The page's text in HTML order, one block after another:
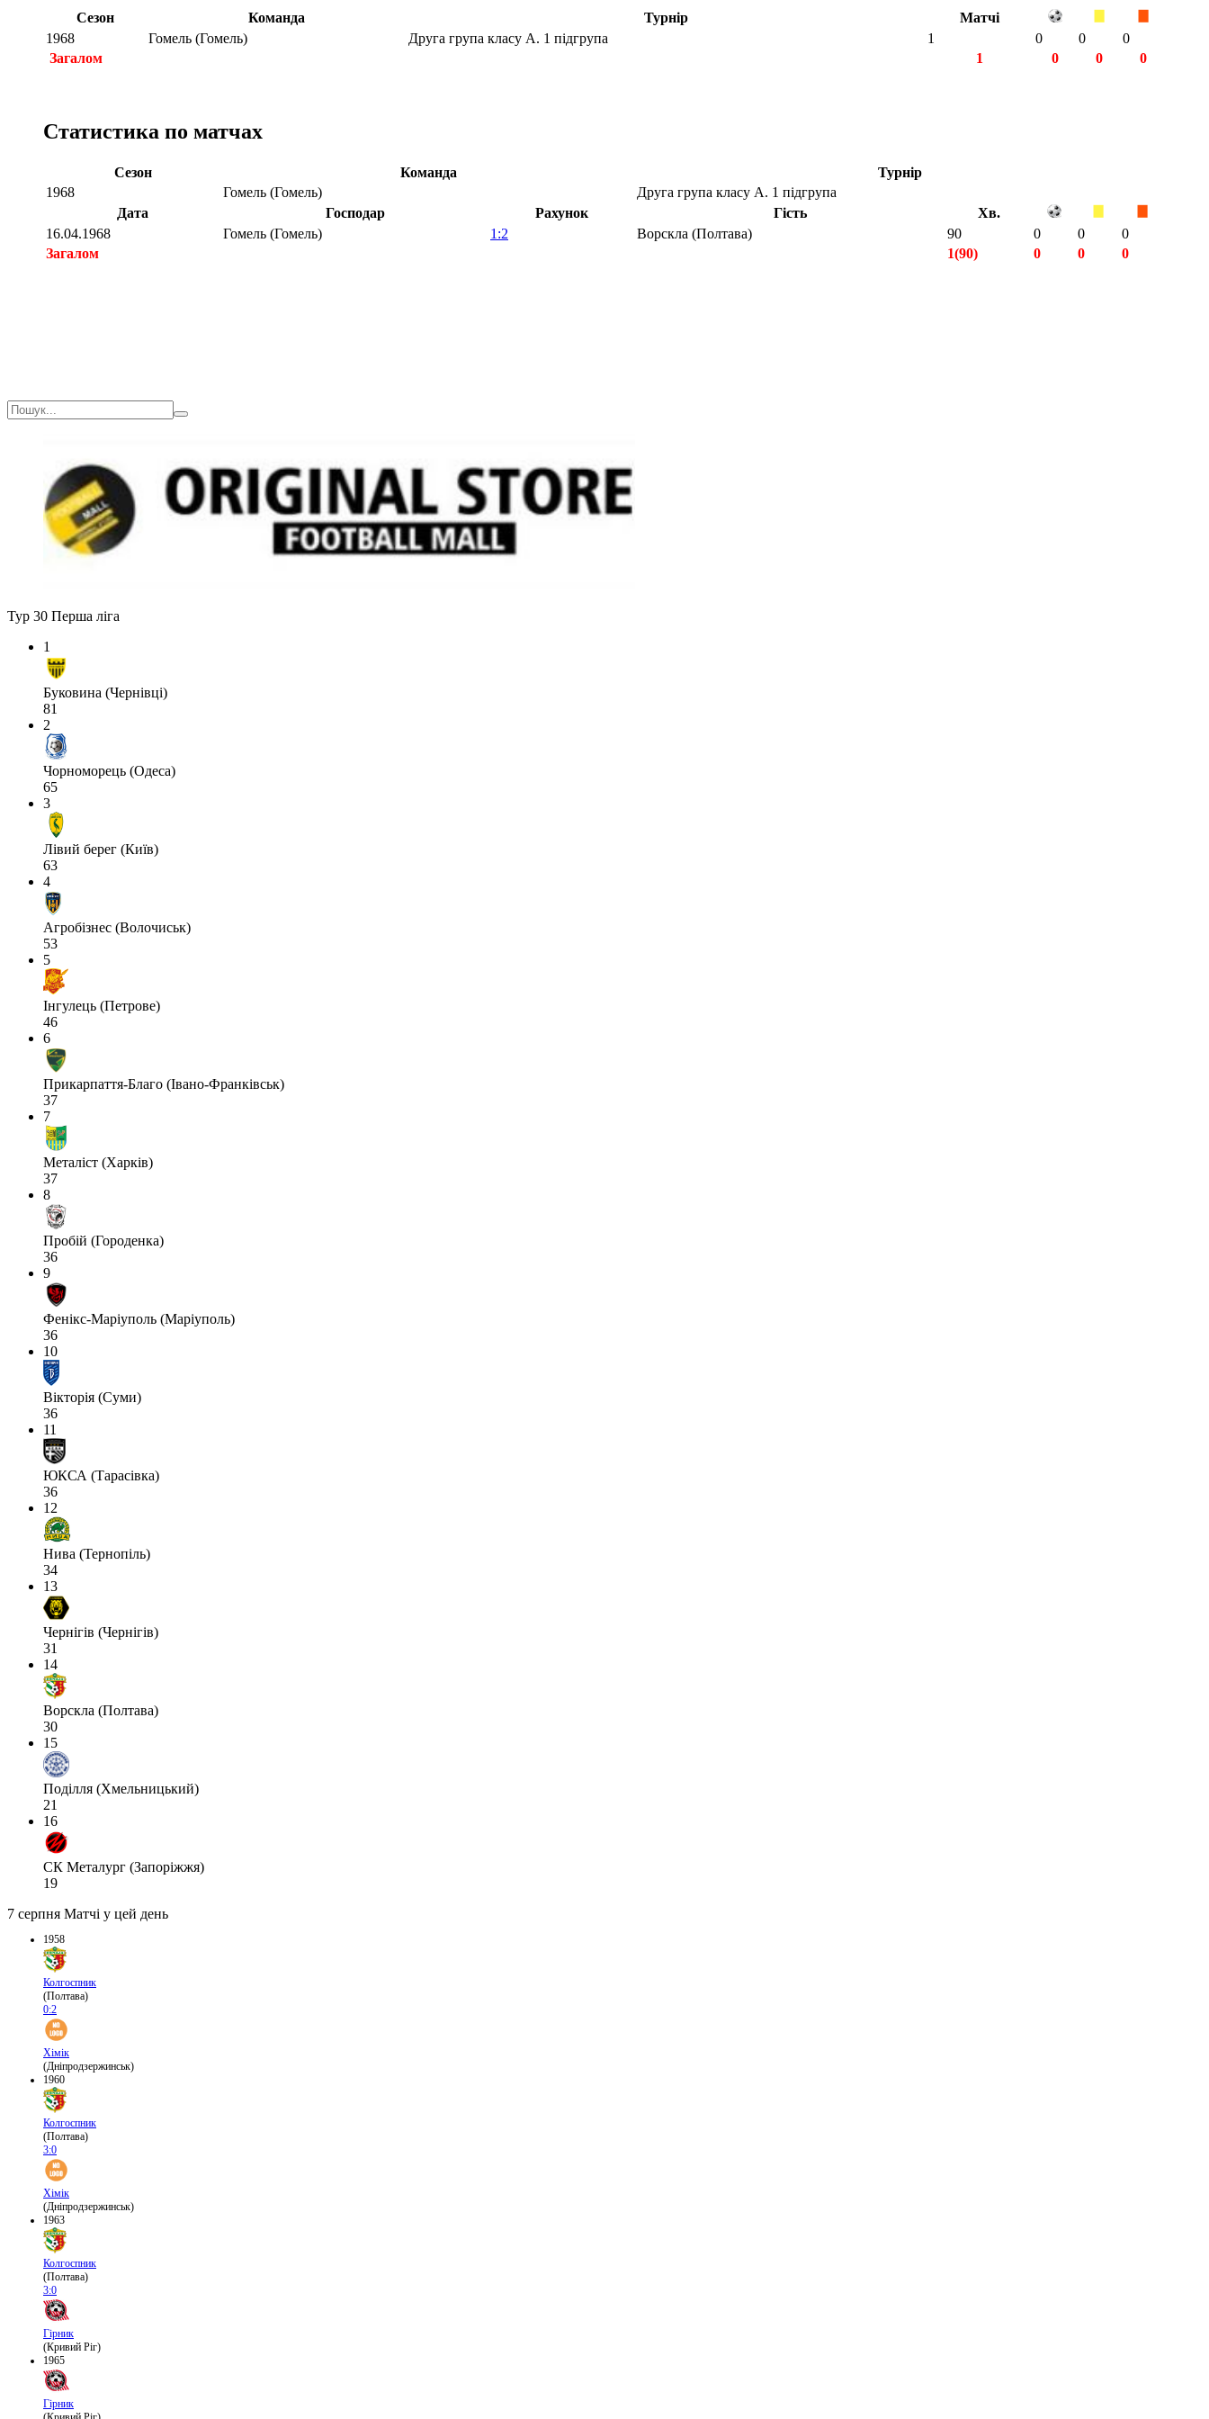
Сезон Команда Турнір
Матчі
1968
Гомель (Гомель) Друга група класу А. 1 підгрупа 1 0 0
0
Загалом
1 0 0 0
Статистика по матчах
Сезон Команда
Турнір
1968
Гомель (Гомель)
Друга група класу А. 1 підгрупа
Дата
Господар Рахунок Гість
Хв.
16.04.1968
Гомель (Гомель) 1:2 Ворскла (Полтава) 90 0 0
0
Загалом
1(90) 0 0
0
Тур 30 Перша ліга
1
Буковина (Чернівці)
81
2
Чорноморець (Одеса)
65
3
Лівий берег (Київ)
63
4
Агробізнес (Волочиськ)
53
5
Інгулець (Петрове)
46
6
Прикарпаття-Благо (Івано-Франківськ)
37
7
Металіст (Харків)
37
8
Пробій (Городенка)
36
9
Фенікс-Маріуполь (Маріуполь)
36
10
Вікторія (Суми)
36
11
ЮКСА (Тарасівка)
36
12
Нива (Тернопіль)
34
13
Чернігів (Чернігів)
31
14
Ворскла (Полтава)
30
15
Поділля (Хмельницький)
21
16
СК Металург (Запоріжжя)
19
7 серпня Матчі у цей день
1958
Колгоспник
(Полтава)
0:2
Хімік
(Дніпродзержинськ)
1960
Колгоспник
(Полтава)
3:0
Хімік
(Дніпродзержинськ)
1963
Колгоспник
(Полтава)
3:0
Гірник
(Кривий Ріг)
1965
Гірник